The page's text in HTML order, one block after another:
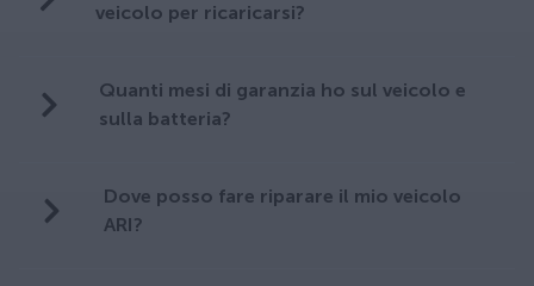
veicolo per ricaricarsi?
Quanti mesi di garanzia ho sul veicolo e
sulla batteria?
Dove posso fare riparare il mio veicolo
ARI?